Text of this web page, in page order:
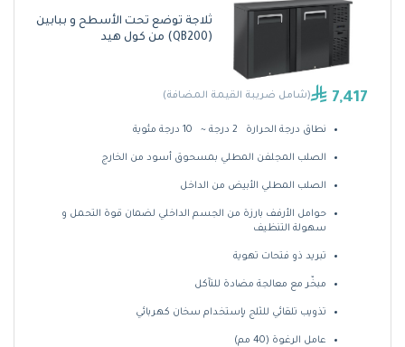
ثلاجة توضع تحت الأسطح و ببابين
(QB200) من كول هيد
7,417 (شامل ضريبة القيمة المضافة)
نطاق درجة الحرارة 2 درجة ~ 10 درجة مئوية
الصلب المجلفن المطلي بمسحوق أسود من الخارج
الصلب المطلي الأبيض من الداخل
حوامل الأرفف بارزة من الجسم الداخلي لضمان قوة التحمل و
سهولة التنظيف
تبريد ذو فتحات تهوية
مبخّر مع معالجة مضادة للتآكل
تذويب تلقائي للثلج بإستخدام سخان كهربائي
عامل الرغوة (40 مم)